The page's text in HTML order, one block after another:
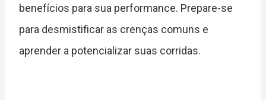
benefícios para sua performance. Prepare-se
para desmistificar as crenças comuns e
aprender a potencializar suas corridas.